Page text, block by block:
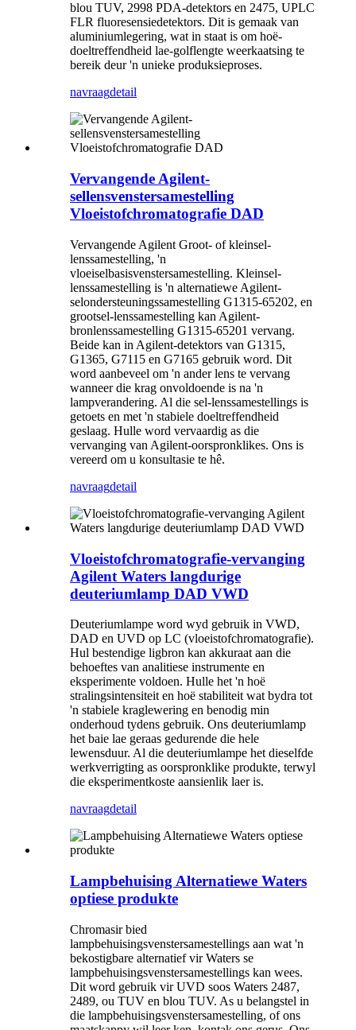
blou TUV, 2998 PDA-detektors en 2475, UPLC
FLR fluoresensiedetektors. Dit is gemaak van
aluminiumlegering, wat in staat is om hoë-
doeltreffendheid lae-golflengte weerkaatsing te
bereik deur 'n unieke produksieproses.
navraagdetail
Vervangende Agilent-
sellensvenstersamestelling
Vloeistofchromatografie DAD
Vervangende Agilent Groot- of kleinsel-
lenssamestelling, 'n
vloeiselbasisvenstersamestelling. Kleinsel-
lenssamestelling is 'n alternatiewe Agilent-
selondersteuningssamestelling G1315-65202, en
grootsel-lenssamestelling kan Agilent-
bronlenssamestelling G1315-65201 vervang.
Beide kan in Agilent-detektors van G1315,
G1365, G7115 en G7165 gebruik word. Dit
word aanbeveel om 'n ander lens te vervang
wanneer die krag onvoldoende is na 'n
lampverandering. Al die sel-lenssamestellings is
getoets en met 'n stabiele doeltreffendheid
geslaag. Hulle word vervaardig as die
vervanging van Agilent-oorspronklikes. Ons is
vereerd om u konsultasie te hê.
navraagdetail
Vloeistofchromatografie-vervanging
Agilent Waters langdurige
deuteriumlamp DAD VWD
Deuteriumlampe word wyd gebruik in VWD,
DAD en UVD op LC (vloeistofchromatografie).
Hul bestendige ligbron kan akkuraat aan die
behoeftes van analitiese instrumente en
eksperimente voldoen. Hulle het 'n hoë
stralingsintensiteit en hoë stabiliteit wat bydra tot
'n stabiele kraglewering en benodig min
onderhoud tydens gebruik. Ons deuteriumlamp
het baie lae geraas gedurende die hele
lewensduur. Al die deuteriumlampe het dieselfde
werkverrigting as oorspronklike produkte, terwyl
die eksperimentkoste aansienlik laer is.
navraagdetail
Lampbehuising Alternatiewe Waters
optiese produkte
Chromasir bied
lampbehuisingsvenstersamestellings aan wat 'n
bekostigbare alternatief vir Waters se
lampbehuisingsvenstersamestellings kan wees.
Dit word gebruik vir UVD soos Waters 2487,
2489, ou TUV en blou TUV. As u belangstel in
die lampbehuisingsvenstersamestelling, of ons